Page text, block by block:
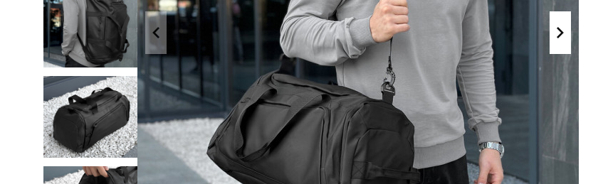
Літні комплекти
Комбінезони
Спортивні
костюми
Кежуал
Поло
Сорочки
Футболки
Майка
ХУДІ, СВІТШОТИ, СВЕТРИ
Кофти
Светри